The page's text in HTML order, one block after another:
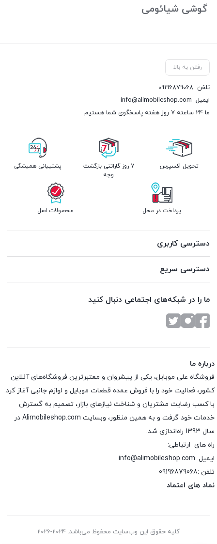
گوشی شیائومی
رفتن به بالا
تلفن 09196879068
ایمیل info@alimobileshop.com
ما 24 ساعته 7 روز هفته پاسخگوی شما هستیم
تحویل اکسپرس
7 روز گارانتی بازگشت
وجه
پشتیبانی همیشگی
پرداخت در محل محصولات اصل
دسترسی کاربری
دسترسی سریع
ما را در شبکه‌های اجتماعی دنبال کنید
درباره ما
فروشگاه علی موبایل، یکی از پیشروان و معتبرترین فروشگاه‌های آنلاین
کشور، فعالیت خود را با فروش عمده قطعات موبایل و لوازم جانبی آغاز کرد.
با کسب رضایت مشتریان و شناخت نیازهای بازار، تصمیم به گسترش
خدمات خود گرفت و به همین منظور، وبسایت Alimobileshop.com در
سال 1393 راه‌اندازی شد.
راه های ارتباطی:
ایمیل :info@alimobileshop.com
تلفن :09196879068
نماد های اعتماد
کلیه حقوق این وب‌سایت محفوظ می‌باشد. 2024-2026